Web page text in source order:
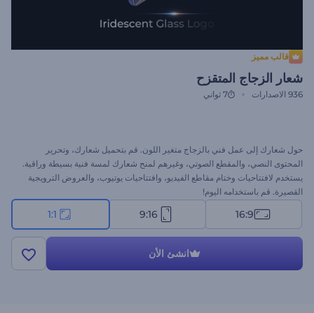
قالب مميز
شعار الزجاج المتقزح
936 الاصدارات 7 ثواني
حول شعارك إلى عمل فني بالزجاج متغير اللون. قم بتحميل شعارك، وتحرير
المحتوى النصي، والمقطع الصوتي، وغيرهم لمنح شعارك لمسة فنية بسيطة وراقية.
يستخدم لافتتاحيات وختام مقاطع الفيديو، وافتتاحيات يوتيوب، والعروض الترويجية
القصيرة. قم باستخدامه اليوم!
16:9
9:16
1:1
انشئ الأن